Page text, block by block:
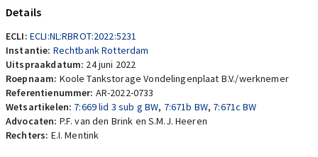
Details
ECLI: ECLI:NL:RBROT:2022:5231
Instantie: Rechtbank Rotterdam
Uitspraakdatum: 24 juni 2022
Roepnaam: Koole Tankstorage Vondelingenplaat B.V./werknemer
Referentienummer: AR-2022-0733
Wetsartikelen: 7:669 lid 3 sub g BW, 7:671b BW, 7:671c BW
Advocaten: P.F. van den Brink en S.M.J. Heeren
Rechters: E.I. Mentink